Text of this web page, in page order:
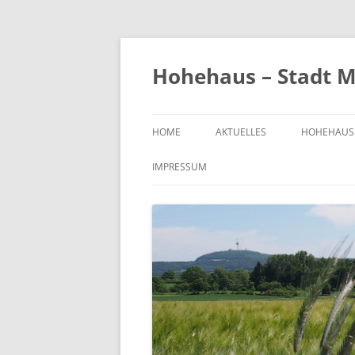
Zum
springen
Hohehaus – Stadt
HOME AKTUELLES HOHEHAUS
BILDER
KIRCHE
FRIEDHOF
IMPRESSUM